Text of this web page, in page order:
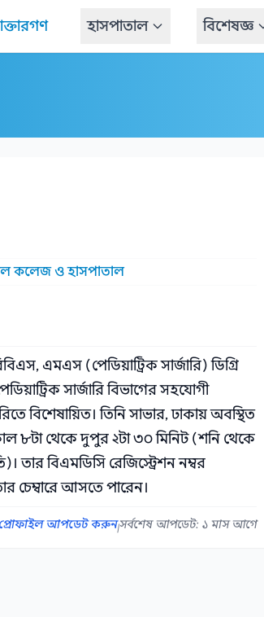
হাসপাতাল বিশেষজ্ঞ
কলেজ ও হাসপাতাল
এমএস (পেডিয়াট্রিক সার্জারি) ডিগ্রি
সার্জারি বিভাগের সহযোগী
বিশেষায়িত। তিনি সাভার, ঢাকায় অবস্থিত
৮টা থেকে দুপুর ২টা ৩০ মিনিট (শনি থেকে
তার বিএমডিসি রেজিস্ট্রেশন নম্বর
চেম্বারে আসতে পারেন।
প্রোফাইল আপডেট করুন|সর্বশেষ আপডেট: ১ মাস আগে